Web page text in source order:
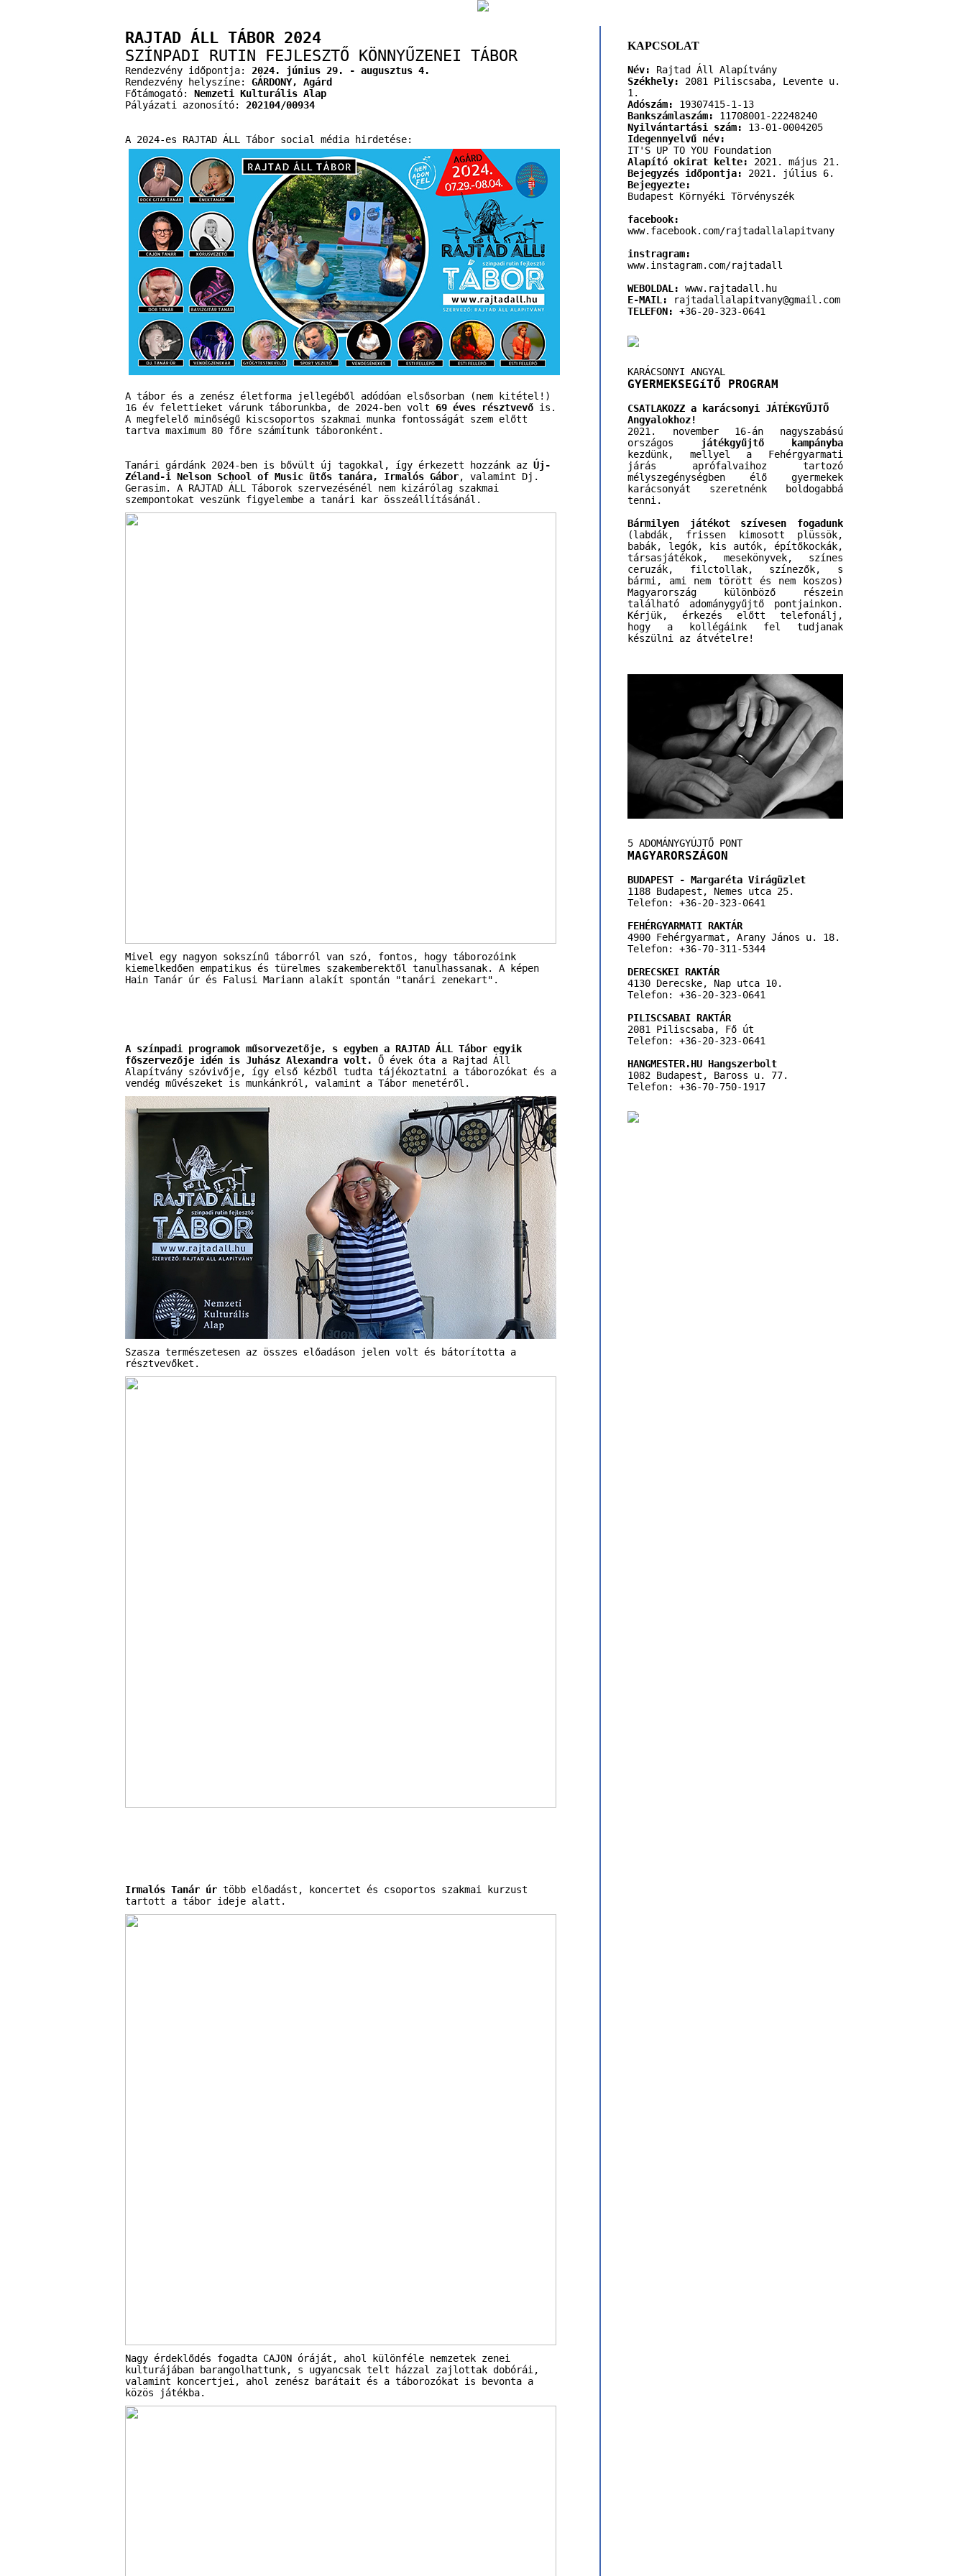
RAJTAD ÁLL TÁBOR 2024
SZÍNPADI RUTIN FEJLESZTŐ KÖNNYŰZENEI TÁBOR
Rendezvény időpontja:
2024. június 29. - augusztus 4.
Rendezvény helyszíne:
GÁRDONY, Agárd
Főtámogató:
Nemzeti Kulturális Alap
Pályázati azonosító:
202104/00934
A 2024-es RAJTAD ÁLL Tábor social média hirdetése:
A tábor és a zenész életforma jellegéből adódóan elsősorban (nem kitétel!)
16 év felettieket várunk táborunkba, de 2024-ben volt 69 éves résztvevő is.
A megfelelő minőségű kiscsoportos szakmai munka fontosságát szem előtt
tartva maximum 80 főre számítunk táboronként.
Tanári gárdánk 2024-ben is bővült új tagokkal, így érkezett hozzánk az Új-
Zéland-i Nelson School of Music ütős tanára, Irmalós Gábor, valamint Dj.
Gerasim. A RAJTAD ÁLL Táborok szervezésénél nem kizárólag szakmai
szempontokat veszünk figyelembe a tanári kar összeállításánál.
Mivel egy nagyon sokszínű táborról van szó, fontos, hogy táborozóink
kiemelkedően empatikus és türelmes szakemberektől tanulhassanak. A képen
Hain Tanár úr és Falusi Mariann alakít spontán "tanári zenekart".
A színpadi programok műsorvezetője, s egyben a RAJTAD ÁLL Tábor egyik
főszervezője idén is Juhász Alexandra volt.
Ő évek óta a Rajtad Áll
Alapítvány szóvivője, így első kézből tudta tájékoztatni a táborozókat és a
vendég művészeket is munkánkról, valamint a Tábor menetéről.
Szasza természetesen az összes előadáson jelen volt és bátorította a
résztvevőket.
Irmalós Tanár úr több előadást, koncertet és csoportos szakmai kurzust
tartott a tábor ideje alatt.
Nagy érdeklődés fogadta CAJON óráját, ahol különféle nemzetek zenei
kulturájában barangolhattunk, s ugyancsak telt házzal zajlottak dobórái,
valamint koncertjei, ahol zenész barátait és a táborozókat is bevonta a
közös játékba.
KAPCSOLAT
Név:
Rajtad Áll Alapítvány
Székhely:
2081 Piliscsaba, Levente u.
1.
Adószám:
19307415-1-13
Bankszámlaszám:
11708001-22248240
Nyilvántartási szám:
13-01-0004205
Idegennyelvű név:
IT'S UP TO YOU Foundation
Alapító okirat kelte:
2021. május 21.
Bejegyzés időpontja:
2021. július 6.
Bejegyezte:
Budapest Környéki Törvényszék
facebook:
www.facebook.com/rajtadallalapitvany
instragram:
www.instagram.com/rajtadall
WEBOLDAL:
www.rajtadall.hu
E-MAIL:
rajtadallalapitvany@gmail.com
TELEFON:
+36-20-323-0641
KARÁCSONYI ANGYAL
GYERMEKSEGíTŐ PROGRAM
CSATLAKOZZ a karácsonyi JÁTÉKGYŰJTŐ
Angyalokhoz!
2021. november 16-án nagyszabású
országos játékgyűjtő kampányba
kezdünk, mellyel a Fehérgyarmati
járás aprófalvaihoz tartozó
mélyszegénységben élő gyermekek
karácsonyát szeretnénk boldogabbá
tenni.
Bármilyen játékot szívesen fogadunk
(labdák, frissen kimosott plüssök,
babák, legók, kis autók, építőkockák,
társasjátékok, mesekönyvek, színes
ceruzák, filctollak, színezők, s
bármi, ami nem törött és nem koszos)
Magyarország különböző részein
található adománygyűjtő pontjainkon.
Kérjük, érkezés előtt telefonálj,
hogy a kollégáink fel tudjanak
készülni az átvételre!
5 ADOMÁNYGYÚJTŐ PONT
MAGYARORSZÁGON
BUDAPEST - Margaréta Virágüzlet
1188 Budapest, Nemes utca 25.
Telefon: +36-20-323-0641
FEHÉRGYARMATI RAKTÁR
4900 Fehérgyarmat, Arany János u. 18.
Telefon: +36-70-311-5344
DERECSKEI RAKTÁR
4130 Derecske, Nap utca 10.
Telefon: +36-20-323-0641
PILISCSABAI RAKTÁR
2081 Piliscsaba, Fő út
Telefon: +36-20-323-0641
HANGMESTER.HU Hangszerbolt
1082 Budapest, Baross u. 77.
Telefon: +36-70-750-1917